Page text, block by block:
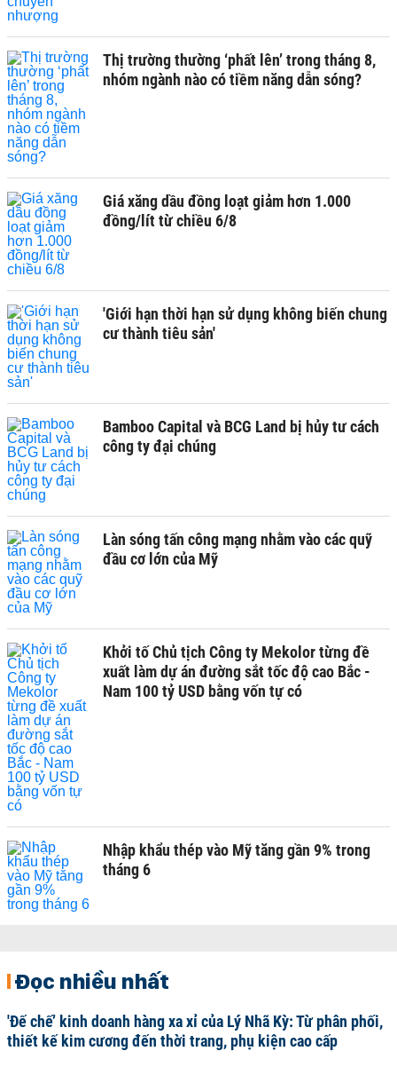
Thị trường thường ‘phất lên’ trong tháng 8,
nhóm ngành nào có tiềm năng dẫn sóng?
Giá xăng dầu đồng loạt giảm hơn 1.000
đồng/lít từ chiều 6/8
'Giới hạn thời hạn sử dụng không biến chung
cư thành tiêu sản'
Bamboo Capital và BCG Land bị hủy tư cách
công ty đại chúng
Làn sóng tấn công mạng nhằm vào các quỹ
đầu cơ lớn của Mỹ
Khởi tố Chủ tịch Công ty Mekolor từng đề
xuất làm dự án đường sắt tốc độ cao Bắc -
Nam 100 tỷ USD bằng vốn tự có
Nhập khẩu thép vào Mỹ tăng gần 9% trong
tháng 6
Đọc nhiều nhất
'Đế chế’ kinh doanh hàng xa xỉ của Lý Nhã Kỳ: Từ phân phối,
thiết kế kim cương đến thời trang, phụ kiện cao cấp